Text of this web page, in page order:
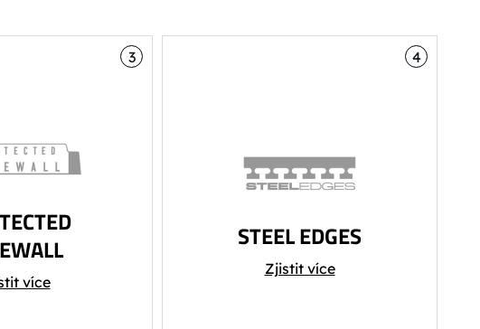
3
odolnost vrchní
posekání a
více
4
STEEL EDGES
Ocelové hrany zaručují při
správném nabroušení oporu
Zjistit více